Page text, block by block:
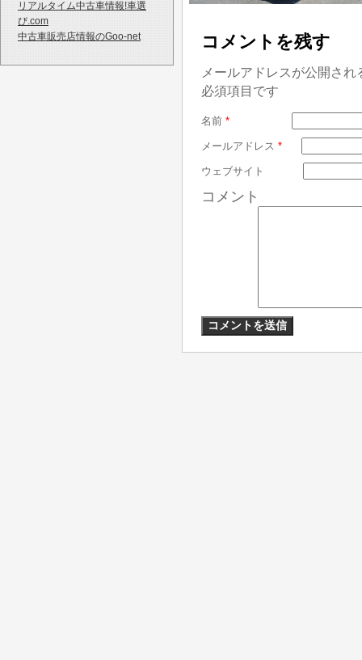
リアルタイム中古車情報!車選
び.com
中古車販売店情報のGoo-net
コメントを残す
メールアドレスが公開さ
必須項目です
名前 *
メールアドレス *
ウェブサイト
コメント